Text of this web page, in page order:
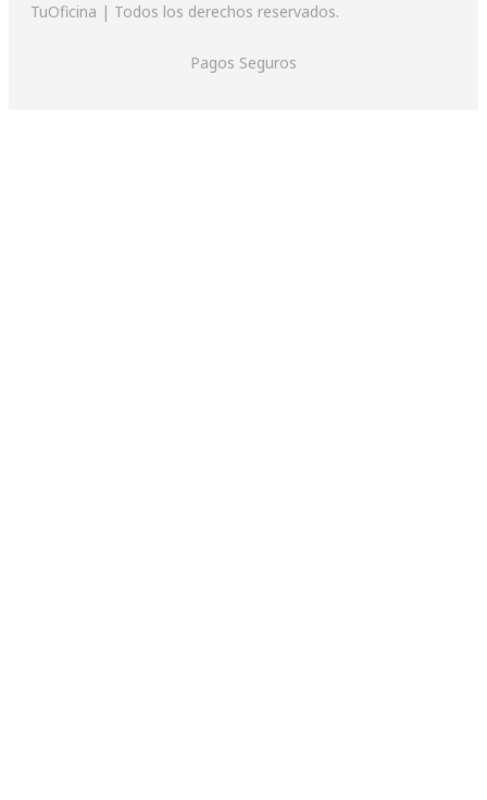
TuOficina | Todos los derechos reservados.
Pagos Seguros